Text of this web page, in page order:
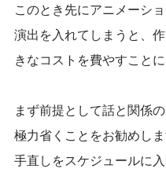
このとき先にアニメーシ
演出を入れてしまうと、
きなコストを費やすことに
まず前提として話と関係
極力省くことをお勧めし
手直しをスケジュールに